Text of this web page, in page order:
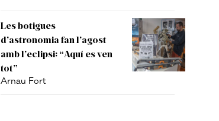
Les botigues
d’astronomia fan l’agost
amb l’eclipsi: “Aquí es ven
tot”
Arnau Fort